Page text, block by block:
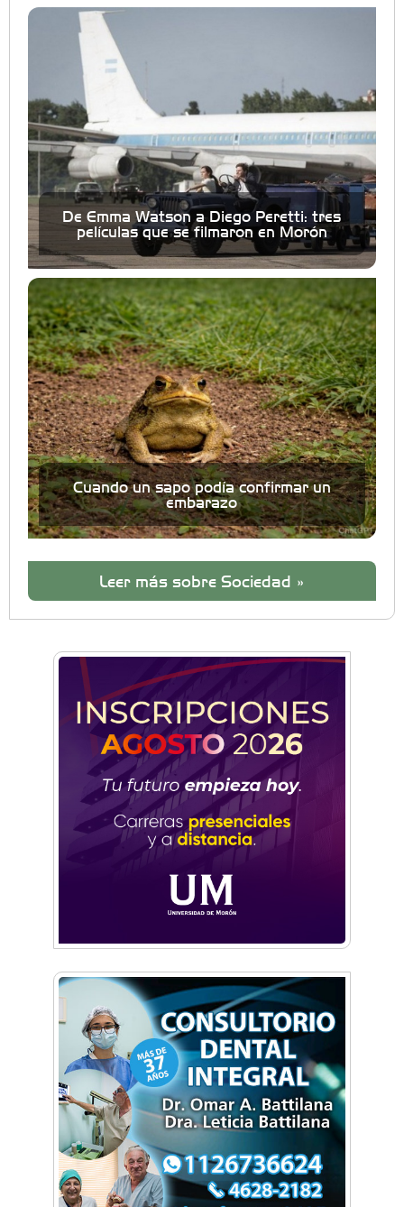
De Emma Watson a Diego Peretti: tres
películas que se filmaron en Morón
Cuando un sapo podía confirmar un
embarazo
Leer más sobre Sociedad »